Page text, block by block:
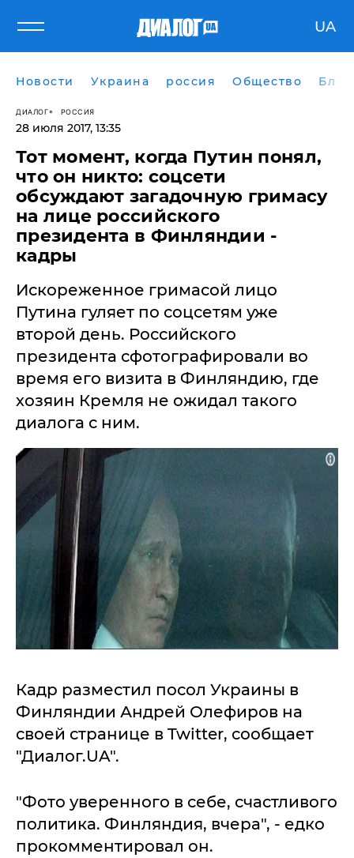
UA
Новости Украина россия Общество
ДИАЛОГ РОССИЯ
28 июля 2017, 13:35
Тот момент, когда Путин понял,
что он никто: соцсети
обсуждают загадочную гримасу
на лице российского
президента в Финляндии -
кадры
Искореженное гримасой лицо
Путина гуляет по соцсетям уже
второй день. Российского
президента сфотографировали во
время его визита в Финляндию, где
хозяин Кремля не ожидал такого
диалога с ним.
Кадр разместил посол Украины в
Финляндии Андрей Олефиров на
своей странице в Twitter, сообщает
"Диалог.UA".
"Фото уверенного в себе, счастливого
политика. Финляндия, вчера", - едко
прокомментировал он.